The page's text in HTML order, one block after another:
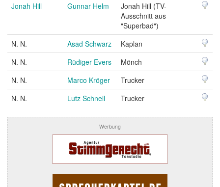
Jonah Hill
Gunnar Helm
Jonah Hill (TV-
Ausschnitt aus
"Superbad")
N. N.
Asad Schwarz
Kaplan
N. N.
Rüdiger Evers
Mönch
N. N.
Marco Kröger
Trucker
N. N.
Lutz Schnell Trucker
Werbung